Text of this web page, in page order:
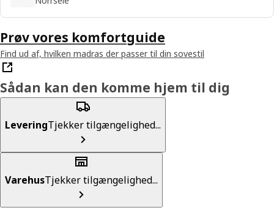
Prøv vores komfortguide
Find ud af, hvilken madras der passer til din sovestil
Sådan kan den komme hjem til dig
LeveringTjekker tilgængelighed...
VarehusTjekker tilgængelighed...